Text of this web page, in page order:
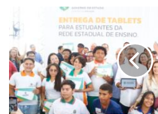
A exposição ao sol contribui para
do corpo, prejudicando o
aumentando a desidratação.
das 10h. Até esse horário a luz é
mental e metabolismo, sendo a
Pessoas com hipertensão devem
natural do corpo de baixar a